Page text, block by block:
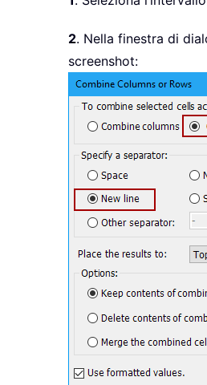
2. Nella finestra di
screenshot: